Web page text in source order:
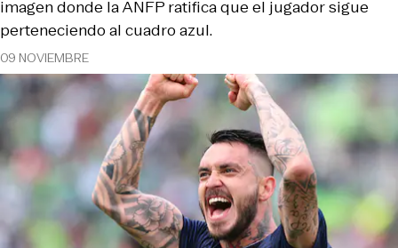
09 NOVIEMBRE
imagen donde la ANFP ratifica que el jugador sigue
perteneciendo al cuadro azul.